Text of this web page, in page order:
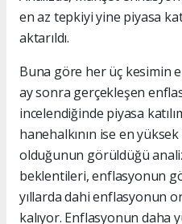
en az tepkiyi yine piyasa
aktarıldı.
Buna göre her üç kesimin
ay sonra gerçekleşen
incelendiğinde piyasa
hanehalkının ise en
olduğunun görüldüğü
beklentileri, enflasyonun
yıllarda dahi enflasyonun
kalıyor. Enflasyonun daha